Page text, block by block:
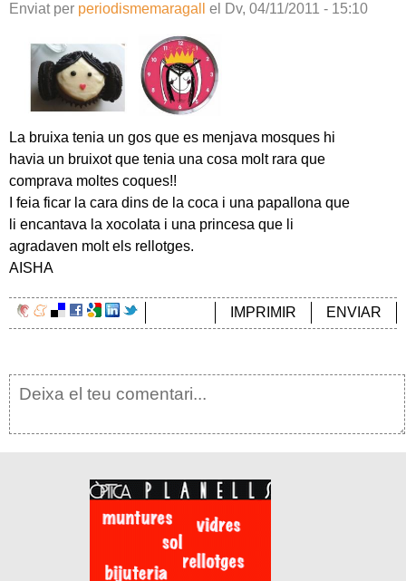
Enviat per periodismemaragall el Dv, 04/11/2011 - 15:10
La bruixa tenia un gos que es menjava mosques hi
havia un bruixot que tenia una cosa molt rara que
comprava moltes coques!!
I feia ficar la cara dins de la coca i una papallona que
li encantava la xocolata i una princesa que li
agradaven molt els rellotges.
AISHA
ENVIAR
IMPRIMIR